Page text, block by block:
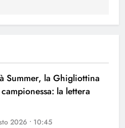
Summer, la Ghigliottina
la lettera
2026 • 10:45